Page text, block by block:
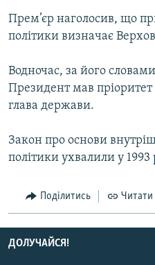
СПЕЦПРОЄКТИ
ПОДКАСТИ
КРИМ РЕАЛІЇ
РУС
КТАТ
Прем’єр наголосив, що
політики визначає
Водночас, за його
Президент мав
глава держави.
Закон про основи
політики ухвалили у 1993
Поділитись Читати
ДОЛУЧАЙСЯ!